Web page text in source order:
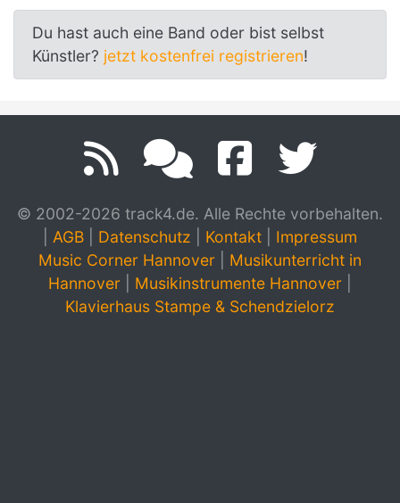
Du hast auch eine Band oder bist selbst
Künstler? jetzt kostenfrei registrieren!
© 2002-2026 track4.de. Alle Rechte vorbehalten.
AGB Datenschutz Kontakt
Impressum
Music Corner Hannover
Musikunterricht in
Hannover
Musikinstrumente Hannover
Klavierhaus Stampe & Schendzielorz